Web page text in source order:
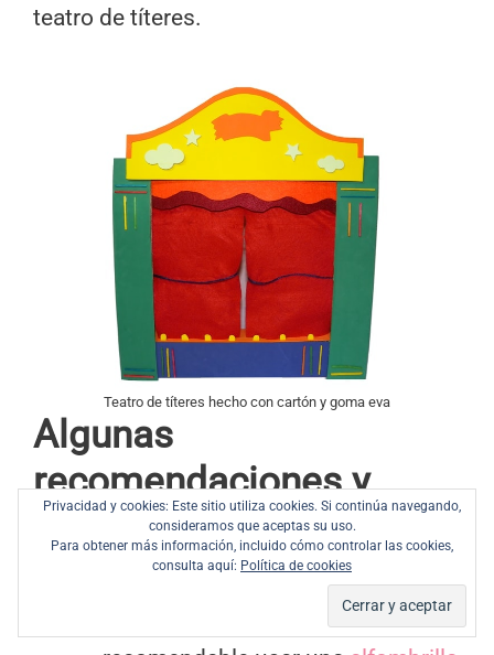
teatro de títeres.
Teatro de títeres hecho con cartón y goma eva
Algunas
recomendaciones y
sugerencias
Si se usa un cúter para cortar el
cartón y la goma eva, es
Privacidad y cookies: Este sitio utiliza cookies. Si continúa navegando,
consideramos que aceptas su uso.
Para obtener más información, incluido cómo controlar las cookies,
consulta aquí: Política de cookies